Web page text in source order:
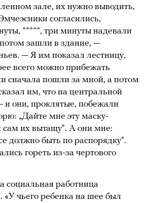
зале, их нужно выводить,
согласились,
*****, три минуты надевали
зашли в здание, —
— Я им показал лестницу,
всего можно прибежать
сначала пошли за мной, а потом
им, что на центральной
и они, проклятые, побежали
„Дайте мне эту маску-
сам их вытащу“. А они мне:
должно быть по распорядку“.
гореть из-за чертового
социальная работница
«У чьего ребенка на шее был